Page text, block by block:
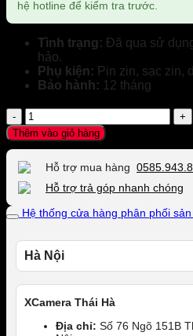
hệ hotline để kiểm tra trước.
Tình trạng: Đã qua sử
hảo.
Phụ kiện: Pin zin, sạc zin,
Bảo hành: 12 tháng
Máy
ảnh
Fujifilm
T2
Cũ
Body
số
lượng
Thêm vào giỏ hàng
Hỗ trợ mua hàng
Hỗ trợ trả góp nhanh chóng
Hệ thống cửa hàng phân phối sản
Hà Nội
XCamera Thái Hà
Địa chỉ: Số 76 Ngõ 151B